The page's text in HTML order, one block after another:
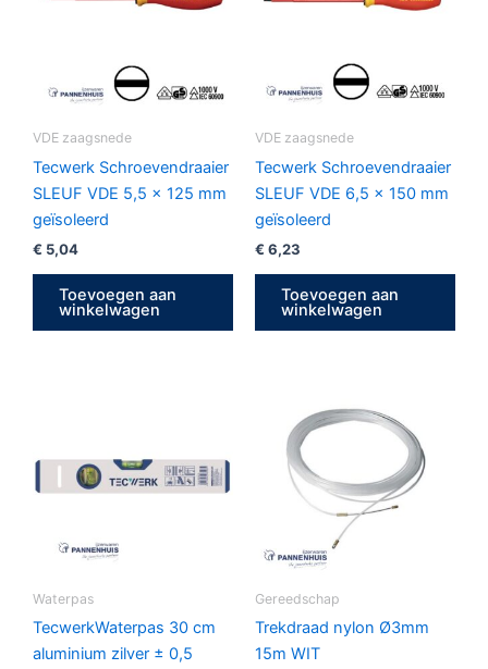
VDE zaagsnede
Tecwerk Schroevendraaier
SLEUF VDE 5,5 x 125 mm
geïsoleerd
€ 5,04
Toevoegen aan
winkelwagen
VDE zaagsnede
Tecwerk Schroevendraaier
SLEUF VDE 6,5 x 150 mm
geïsoleerd
€ 6,23
Toevoegen aan
winkelwagen
Waterpas
TecwerkWaterpas 30 cm
aluminium zilver ± 0,5
Gereedschap
Trekdraad nylon Ø3mm
15m WIT